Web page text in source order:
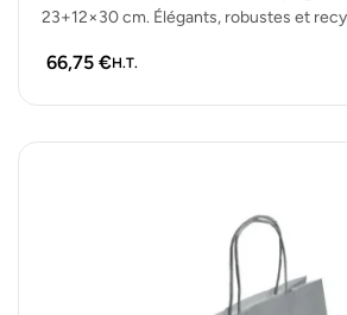
23+12×30 cm. Élégants, robustes et
66,75 €H.T.